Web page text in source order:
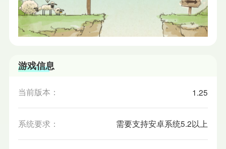
游戏信息
当前版本： 1.25
系统要求： 需要支持安卓系统5.2以上